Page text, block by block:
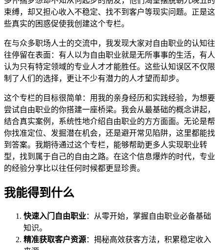
束缚，却又担心收入不稳定、找不到客户等现实问题。正是这
些真实的困惑促使我创建这个专栏。
在与众多职场人士的交流中，我发现大家对自由职业的认知往
往停留在表面：有人以为自由职业就是无所事事的生活，有人
认为只有特定领域的专业人才才能胜任。这些认知误区不仅限
制了人们的选择，更让不少有潜力的人才望而却步。
这个专栏的目标很简单：用我的亲身经历和实践经验，为想要
尝试自由职业的你搭建一座桥梁。我会从最基础的概念讲起，
结合真实案例，系统性地介绍自由职业的方方面面。无论是帮
你找准定位、发掘潜在机会，还是避开常见陷阱，这里都能找
到答案。我期待通过这个专栏，能够帮助更多人实现职业转
型，找到属于自己的自由之路。在这个信息爆炸的时代，专业
的经验分享比以往任何时候都更显珍贵。
我能得到什么
快速入门自由职业：从零开始，掌握自由职业必备基础
知识。
精准获取客户资源：揭秘高效获客方法，积累稳定收入